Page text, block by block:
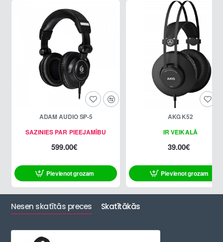
SAZINIES PAR PIEEJAMĪBU
ADAM AUDIO SP-5
599.00€
Pievienot grozam
IR VEIKALĀ
AKG K52
39.00€
Pievienot grozam
Nesen skatītās preces Skatītākās